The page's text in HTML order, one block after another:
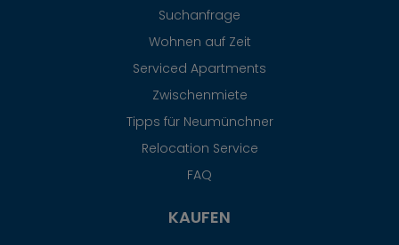
Suchanfrage
Wohnen auf Zeit
Serviced Apartments
Zwischenmiete
Tipps für Neumünchner
Relocation Service
FAQ
KAUFEN